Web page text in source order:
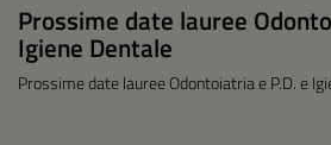
Prossime date lauree
Igiene Dentale
Prossime date lauree Odontoiatria e P.D. e